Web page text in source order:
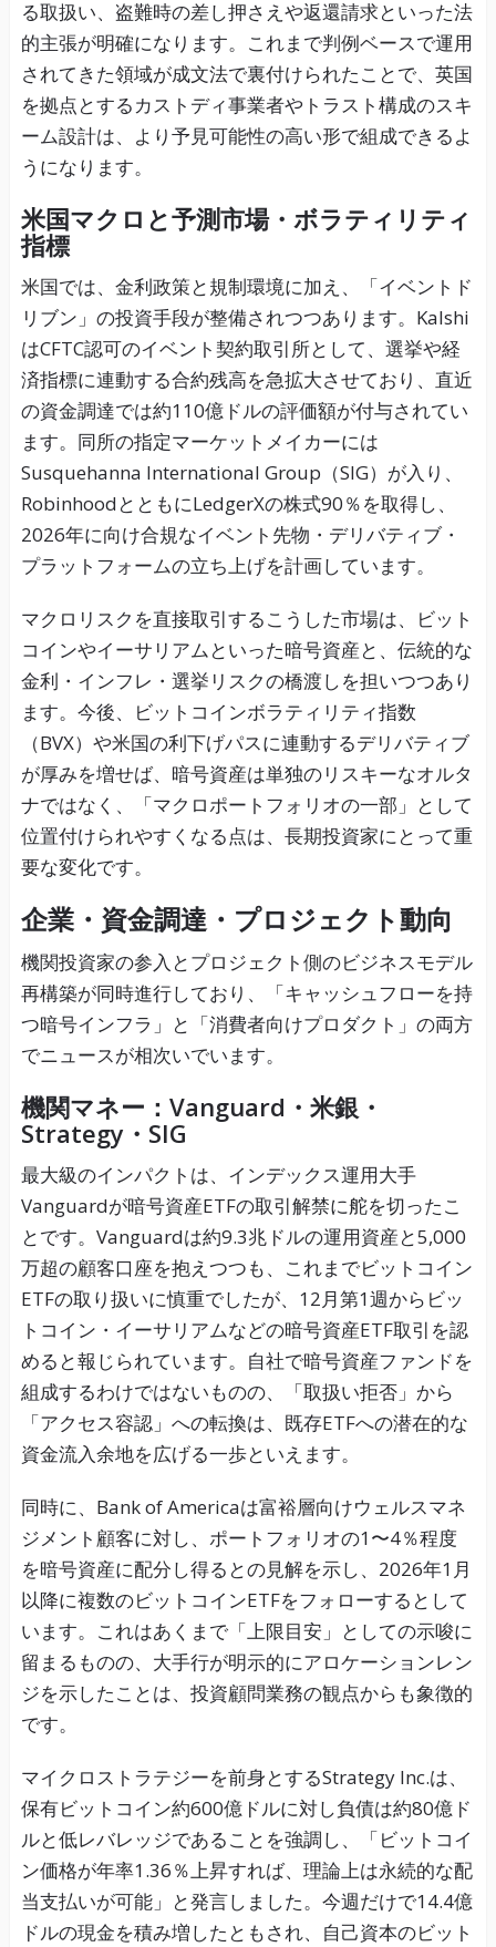
る取扱い、盗難時の差し押さえや返還請求といった法
的主張が明確になります。これまで判例ベースで運用
されてきた領域が成文法で裏付けられたことで、英国
を拠点とするカストディ事業者やトラスト構成のスキ
ーム設計は、より予見可能性の高い形で組成できるよ
うになります。
米国マクロと予測市場・ボラティリティ
指標
米国では、金利政策と規制環境に加え、「イベントド
リブン」の投資手段が整備されつつあります。Kalshi
はCFTC認可のイベント契約取引所として、選挙や経
済指標に連動する合約残高を急拡大させており、直近
の資金調達では約110億ドルの評価額が付与されてい
ます。同所の指定マーケットメイカーには
Susquehanna International Group（SIG）が入り、
RobinhoodとともにLedgerXの株式90％を取得し、
2026年に向け合規なイベント先物・デリバティブ・
プラットフォームの立ち上げを計画しています。
マクロリスクを直接取引するこうした市場は、ビット
コインやイーサリアムといった暗号資産と、伝統的な
金利・インフレ・選挙リスクの橋渡しを担いつつあり
ます。今後、ビットコインボラティリティ指数
（BVX）や米国の利下げパスに連動するデリバティブ
が厚みを増せば、暗号資産は単独のリスキーなオルタ
ナではなく、「マクロポートフォリオの一部」として
位置付けられやすくなる点は、長期投資家にとって重
要な変化です。
企業・資金調達・プロジェクト動向
機関投資家の参入とプロジェクト側のビジネスモデル
再構築が同時進行しており、「キャッシュフローを持
つ暗号インフラ」と「消費者向けプロダクト」の両方
でニュースが相次いでいます。
機関マネー：Vanguard・米銀・
Strategy・SIG
最大級のインパクトは、インデックス運用大手
Vanguardが暗号資産ETFの取引解禁に舵を切ったこ
とです。Vanguardは約9.3兆ドルの運用資産と5,000
万超の顧客口座を抱えつつも、これまでビットコイン
ETFの取り扱いに慎重でしたが、12月第1週からビッ
トコイン・イーサリアムなどの暗号資産ETF取引を認
めると報じられています。自社で暗号資産ファンドを
組成するわけではないものの、「取扱い拒否」から
「アクセス容認」への転換は、既存ETFへの潜在的な
資金流入余地を広げる一歩といえます。
同時に、Bank of Americaは富裕層向けウェルスマネ
ジメント顧客に対し、ポートフォリオの1〜4％程度
を暗号資産に配分し得るとの見解を示し、2026年1月
以降に複数のビットコインETFをフォローするとして
います。これはあくまで「上限目安」としての示唆に
留まるものの、大手行が明示的にアロケーションレン
ジを示したことは、投資顧問業務の観点からも象徴的
です。
マイクロストラテジーを前身とするStrategy Inc.は、
保有ビットコイン約600億ドルに対し負債は約80億ド
ルと低レバレッジであることを強調し、「ビットコイ
ン価格が年率1.36％上昇すれば、理論上は永続的な配
当支払いが可能」と発言しました。今週だけで14.4億
ドルの現金を積み増したともされ、自己資本のビット